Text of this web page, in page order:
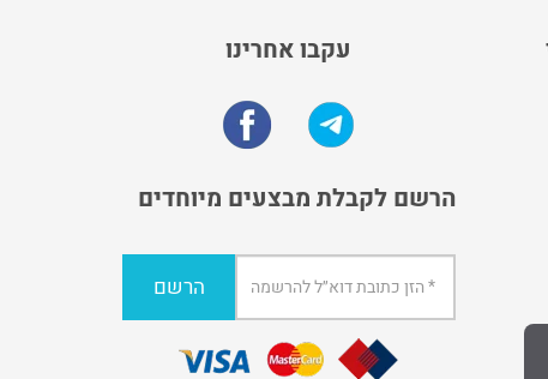
עקבו אחרינו
הרשם לקבלת מבצעים מיוחדים
הרשם